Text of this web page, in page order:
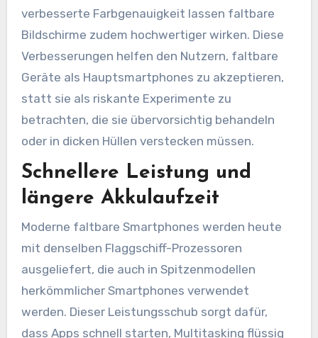
verbesserte Farbgenauigkeit lassen faltbare
Bildschirme zudem hochwertiger wirken. Diese
Verbesserungen helfen den Nutzern, faltbare
Geräte als Hauptsmartphones zu akzeptieren,
statt sie als riskante Experimente zu
betrachten, die sie übervorsichtig behandeln
oder in dicken Hüllen verstecken müssen.
Schnellere Leistung und
längere Akkulaufzeit
Moderne faltbare Smartphones werden heute
mit denselben Flaggschiff-Prozessoren
ausgeliefert, die auch in Spitzenmodellen
herkömmlicher Smartphones verwendet
werden. Dieser Leistungsschub sorgt dafür,
dass Apps schnell starten, Multitasking flüssig